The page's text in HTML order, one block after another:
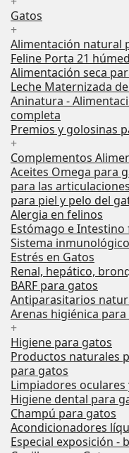
Gatos
+
Alimentación natural
Feline Porta 21
Alimentación seca
Leche Maternizada
Aninatura -
completa
Premios y golosinas
+
Complementos
Aceites Omega para
para las
para piel y pelo del
Alergia en felinos
Estómago e Intestino
Sistema
Estrés en Gatos
Renal, hepático,
BARF para gatos
Antiparasitarios
Arenas higiénica
+
Higiene para gatos
Productos naturales
para gatos
Limpiadores
Higiene dental para
Champú para gatos
Acondicionadores
Especial exposición -